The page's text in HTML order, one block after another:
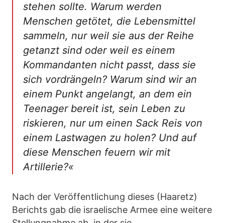
stehen sollte. Warum werden
Menschen getötet, die Lebensmittel
sammeln, nur weil sie aus der Reihe
getanzt sind oder weil es einem
Kommandanten nicht passt, dass sie
sich vordrängeln? Warum sind wir an
einem Punkt angelangt, an dem ein
Teenager bereit ist, sein Leben zu
riskieren, nur um einen Sack Reis von
einem Lastwagen zu holen? Und auf
diese Menschen feuern wir mit
Artillerie?«
Nach der Veröffentlichung dieses (Haaretz)
Berichts gab die israelische Armee eine weitere